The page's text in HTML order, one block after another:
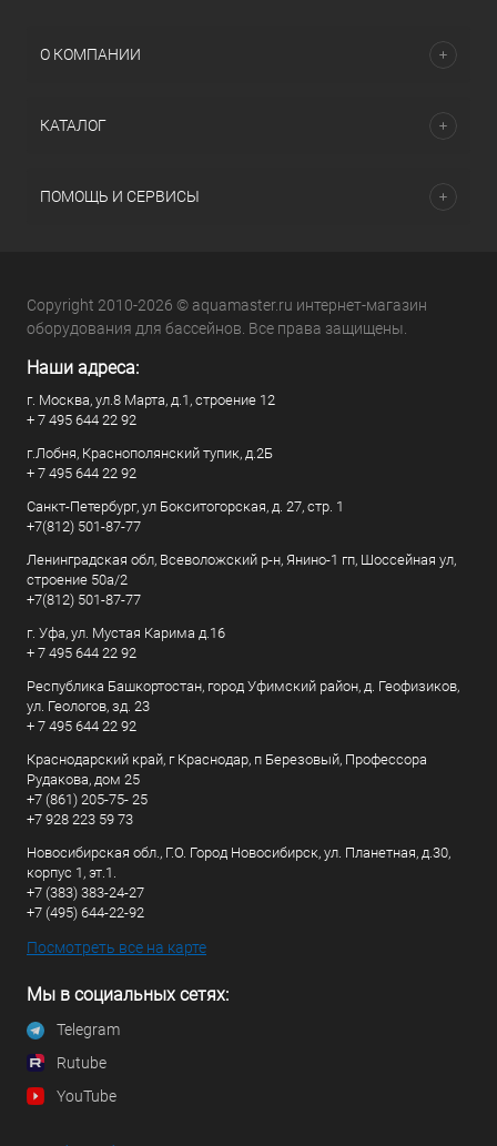
О КОМПАНИИ
КАТАЛОГ
ПОМОЩЬ И СЕРВИСЫ
Copyright 2010-2026 © aquamaster.ru интернет-магазин
оборудования для бассейнов. Все права защищены.
Наши адреса:
г. Москва, ул.8 Марта, д.1, строение 12
+ 7 495 644 22 92
г.Лобня, Краснополянский тупик, д.2Б
+ 7 495 644 22 92
Санкт-Петербург, ул Бокситогорская, д. 27, стр. 1
+7(812) 501-87-77
Ленинградская обл, Всеволожский р-н, Янино-1 гп, Шоссейная ул,
строение 50а/2
+7(812) 501-87-77
г. Уфа, ул. Мустая Карима д.16
+ 7 495 644 22 92
Республика Башкортостан, город Уфимский район, д. Геофизиков,
ул. Геологов, зд. 23
+ 7 495 644 22 92
Краснодарский край, г Краснодар, п Березовый, Профессора
Рудакова, дом 25
+7 (861) 205-75- 25
+7 928 223 59 73
Новосибирская обл., Г.О. Город Новосибирск, ул. Планетная, д.30,
корпус 1, эт.1.
+7 (383) 383-24-27
+7 (495) 644-22-92
Посмотреть все на карте
Мы в социальных сетях:
Telegram
Rutube
YouTube